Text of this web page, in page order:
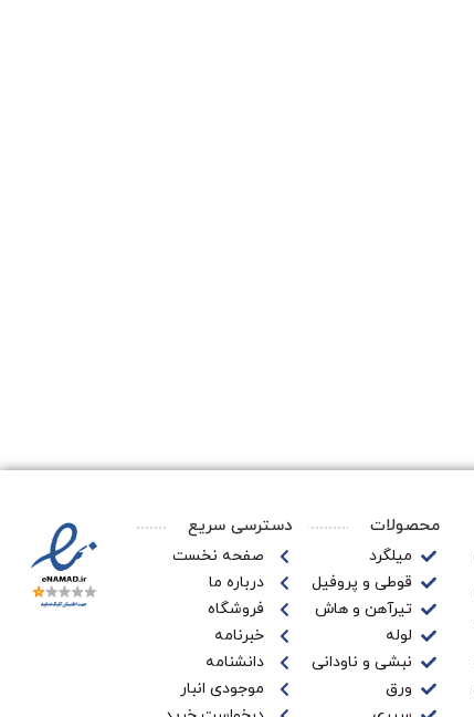
محصولات
میلگرد
قوطی و پروفیل
تیرآهن و هاش
لوله
نبشی و ناودانی
ورق
دسترسی سریع
صفحه نخست
درباره ما
فروشگاه
خبرنامه
دانشنامه
موجودی انبار